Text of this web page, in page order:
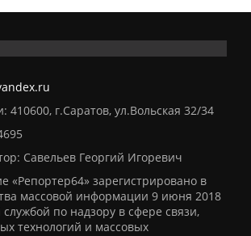
410600, г.Саратов, ул.Вольская 32/34
Савельев Георгий Игоревич
«Репортер64» зарегистрировано в
массовой информации 9 июня 2018
по надзору в сфере связи,
технологий и массовых